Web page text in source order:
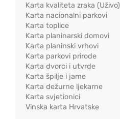
Karta kvaliteta zraka (Uživo)
Karta nacionalni parkovi
Karta toplice
Karta planinarski domovi
Karta planinski vrhovi
Karta parkovi prirode
Karta dvorci i utvrde
Karta špilje i jame
Karta dežurne ljekarne
Karta svjetionici
Vinska karta Hrvatske